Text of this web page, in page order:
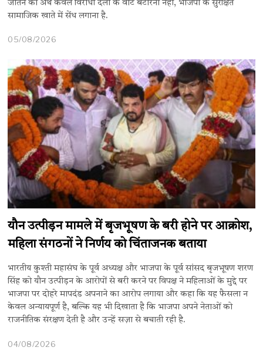
जीतने का अर्थ केवल विरोधी दलों के वोट बटोरना नहीं, भाजपा के सुरक्षित
सामाजिक खाते में सेंध लगाना है.
05/08/2026
यौन उत्पीड़न मामले में बृजभूषण के बरी होने पर आक्रोश,
महिला संगठनों ने निर्णय को चिंताजनक बताया
भारतीय कुश्ती महासंघ के पूर्व अध्यक्ष और भाजपा के पूर्व सांसद बृजभूषण शरण
सिंह को यौन उत्पीड़न के आरोपों से बरी करने पर विपक्ष ने महिलाओं के मुद्दे पर
भाजपा पर दोहरे मापदंड अपनाने का आरोप लगाया और कहा कि यह फैसला न
केवल अन्यायपूर्ण है, बल्कि यह भी दिखाता है कि भाजपा अपने नेताओं को
राजनीतिक संरक्षण देती है और उन्हें सज़ा से बचाती रही है.
04/08/2026